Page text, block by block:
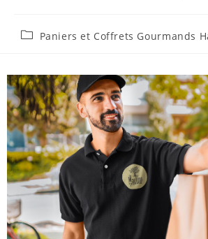
Paniers et Coffrets Gourmands